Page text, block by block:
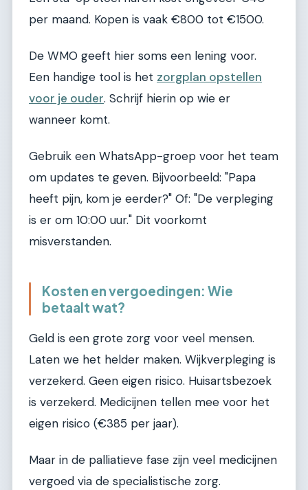
per maand. Kopen is vaak €800 tot €1500.
De WMO geeft hier soms een lening voor.
Een handige tool is het zorgplan opstellen
voor je ouder. Schrijf hierin op wie er
wanneer komt.
Gebruik een WhatsApp-groep voor het team
om updates te geven. Bijvoorbeeld: "Papa
heeft pijn, kom je eerder?" Of: "De verpleging
is er om 10:00 uur." Dit voorkomt
misverstanden.
Kosten en vergoedingen: Wie
betaalt wat?
Geld is een grote zorg voor veel mensen.
Laten we het helder maken. Wijkverpleging is
verzekerd. Geen eigen risico. Huisartsbezoek
is verzekerd. Medicijnen tellen mee voor het
eigen risico (€385 per jaar).
Maar in de palliatieve fase zijn veel medicijnen
vergoed via de specialistische zorg.